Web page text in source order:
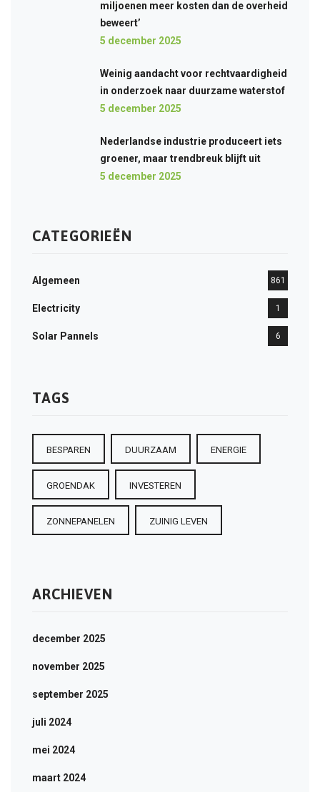
miljoenen meer kosten dan de overheid
beweert’
5 december 2025
Weinig aandacht voor rechtvaardigheid
in onderzoek naar duurzame waterstof
5 december 2025
Nederlandse industrie produceert iets
groener, maar trendbreuk blijft uit
5 december 2025
CATEGORIEËN
Algemeen 861
Electricity 1
Solar Pannels 6
TAGS
BESPAREN DUURZAAM ENERGIE
GROENDAK INVESTEREN
ZONNEPANELEN ZUINIG LEVEN
ARCHIEVEN
december 2025
november 2025
september 2025
juli 2024
mei 2024
maart 2024